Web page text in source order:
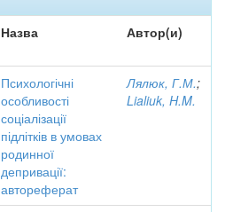
Назва Автор(и)
Психологічні
особливості
соціалізації
підлітків в умовах
родинної
депривації:
автореферат
Лялюк, Г.М.;
Lialiuk, H.M.